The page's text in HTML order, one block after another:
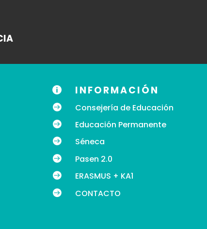
 INFORMACIÓN
 Consejería de Educación
 Educación Permanente
 Séneca
 Pasen 2.0
 ERASMUS + KA1
 CONTACTO